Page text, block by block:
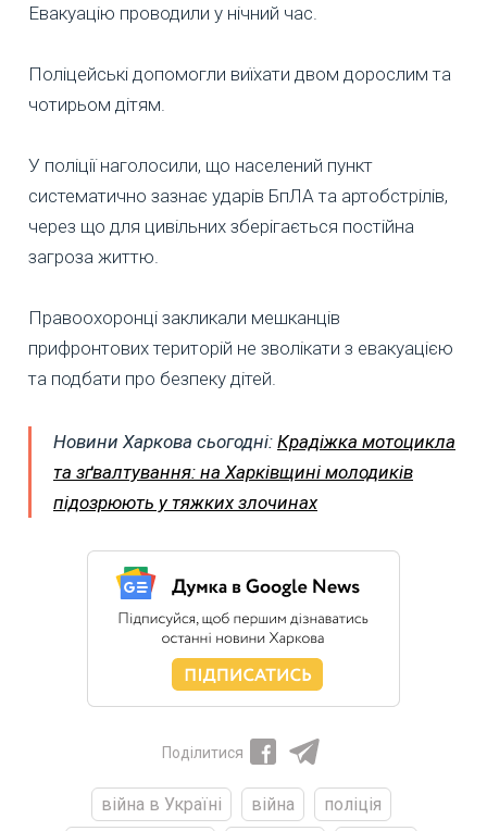
Евакуацію проводили у нічний час.
Поліцейські допомогли виїхати двом дорослим та
чотирьом дітям.
У поліції наголосили, що населений пункт
систематично зазнає ударів БпЛА та артобстрілів,
через що для цивільних зберігається постійна
загроза життю.
Правоохоронці закликали мешканців
прифронтових територій не зволікати з евакуацією
та подбати про безпеку дітей.
Новини Харкова сьогодні: Крадіжка мотоцикла
та зґвалтування: на Харківщині молодиків
підозрюють у тяжких злочинах
Поділитися
війна в Україні війна
поліція